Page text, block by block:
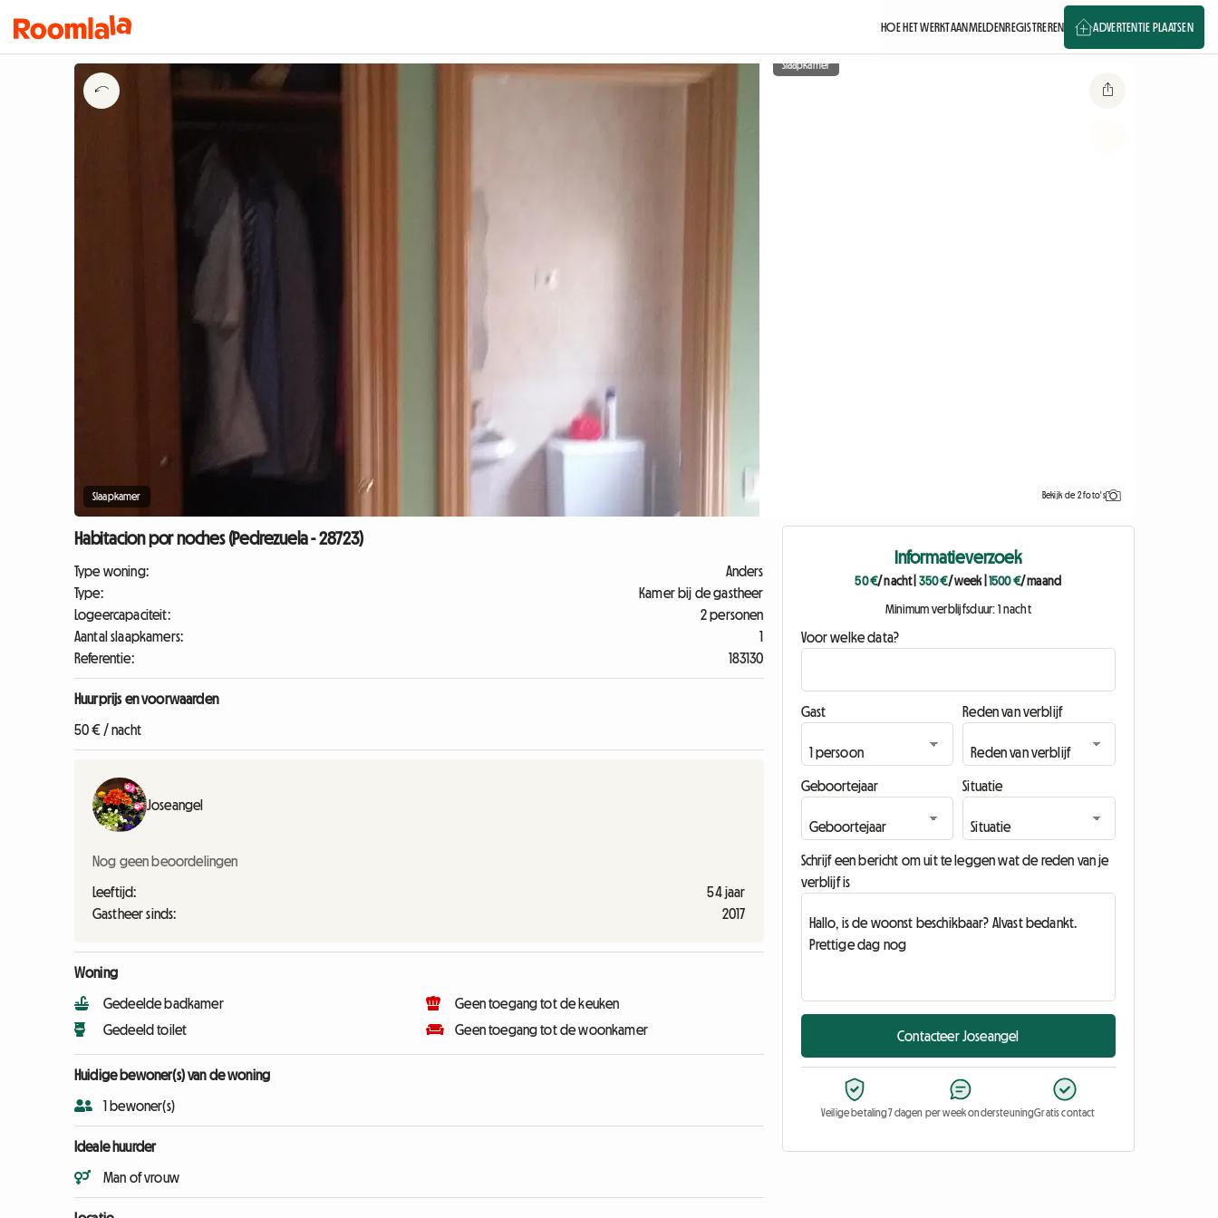
HOE HET WERKTAANMELDENREGISTREREN ADVERTENTIE PLAATSEN
Slaapkamer
Slaapkamer
Bekijk de 2 foto's
Habitacion por noches (Pedrezuela - 28723)
Type woning:
Anders
Type:
Kamer bij de gastheer
Logeercapaciteit:
2 personen
Aantal slaapkamers:
1
Referentie:
183130
Huurprijs en voorwaarden
50 € / nacht
Joseangel
Nog geen beoordelingen
Leeftijd:
54 jaar
Gastheer sinds:
2017
Woning
Gedeelde badkamer
Gedeeld toilet
Geen toegang tot de keuken
Geen toegang tot de woonkamer
Huidige bewoner(s) van de woning
1 bewoner(s)
Ideale huurder
Man of vrouw
Informatieverzoek
50 €/ nacht| 350 €/ week| 1500 €/ maand
Minimum verblijfsduur: 1 nacht
Voor welke data?
Gast Reden van verblijf
Geboortejaar Situatie
Schrijf een bericht om uit te leggen wat de reden van je
verblijf is
Contacteer Joseangel
Veilige betaling7 dagen per week ondersteuningGratis contact